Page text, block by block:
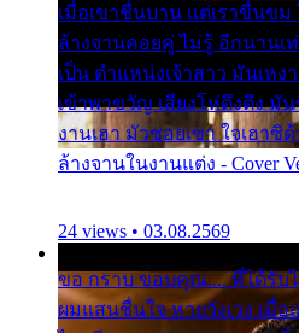
เมื่อเขาชื่นบาน แต่เราขื่นขม
ล้างจานคอยคู่ ไม่รู้ อีกนานเ
เป็น ตำแหน่งเจ้าสาว มันเห
เข้าพาขวัญ เสียงโห่ตึงตึง มั
งานเฮา มัวซอยเขา ใจเฮา
ล้างจานในงานแต่ง - Cover
24 views • 03.08.2569
ขอ กราบ ขอบคุณ.... ที่ได้รับ
ผมแสนชื่นใจ หายวังเวง เมื่อ